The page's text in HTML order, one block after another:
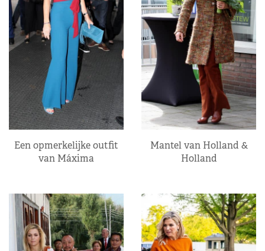
Een opmerkelijke outfit
van Máxima
Mantel van Holland &
Holland